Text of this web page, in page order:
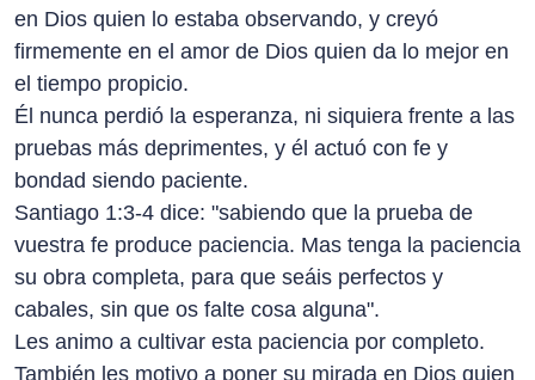
en Dios quien lo estaba observando, y creyó
firmemente en el amor de Dios quien da lo mejor en
el tiempo propicio.
Él nunca perdió la esperanza, ni siquiera frente a las
pruebas más deprimentes, y él actuó con fe y
bondad siendo paciente.
Santiago 1:3-4 dice: "sabiendo que la prueba de
vuestra fe produce paciencia. Mas tenga la paciencia
su obra completa, para que seáis perfectos y
cabales, sin que os falte cosa alguna".
Les animo a cultivar esta paciencia por completo.
También les motivo a poner su mirada en Dios quien